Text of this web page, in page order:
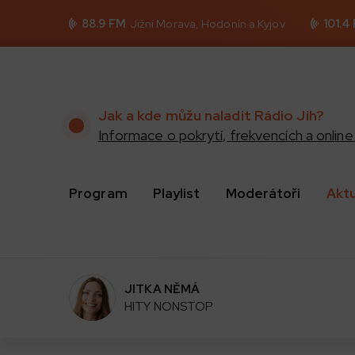
88.9 FM Jižní Morava, Hodonín a Kyjov 101.4
Jak a kde můžu naladit Rádio Jih?
Informace o pokrytí, frekvencích a online
Program Playlist Moderátoři
JITKA NĚMÁ
HITY NONSTOP